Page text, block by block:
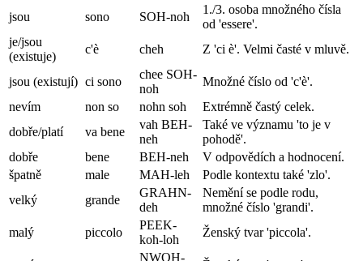
jsou
sono SOH-noh
1./3. osoba množného čísla
od 'essere'.
je/jsou
(existuje)
c'è cheh Z 'ci è'. Velmi časté v mluvě.
jsou (existují) ci sono
chee SOH-
noh
Množné číslo od 'c'è'.
nevím
non so nohn soh
Extrémně častý celek.
dobře/platí
va bene
vah BEH-
neh
Také ve významu 'to je v
pohodě'.
dobře
bene BEH-neh
V odpovědích a hodnocení.
špatně
male MAH-leh
Podle kontextu také 'zlo'.
velký
grande
GRAHN-
deh
Nemění se podle rodu,
množné číslo 'grandi'.
malý
piccolo
PEEK-
koh-loh
Ženský tvar 'piccola'.
NWOH-